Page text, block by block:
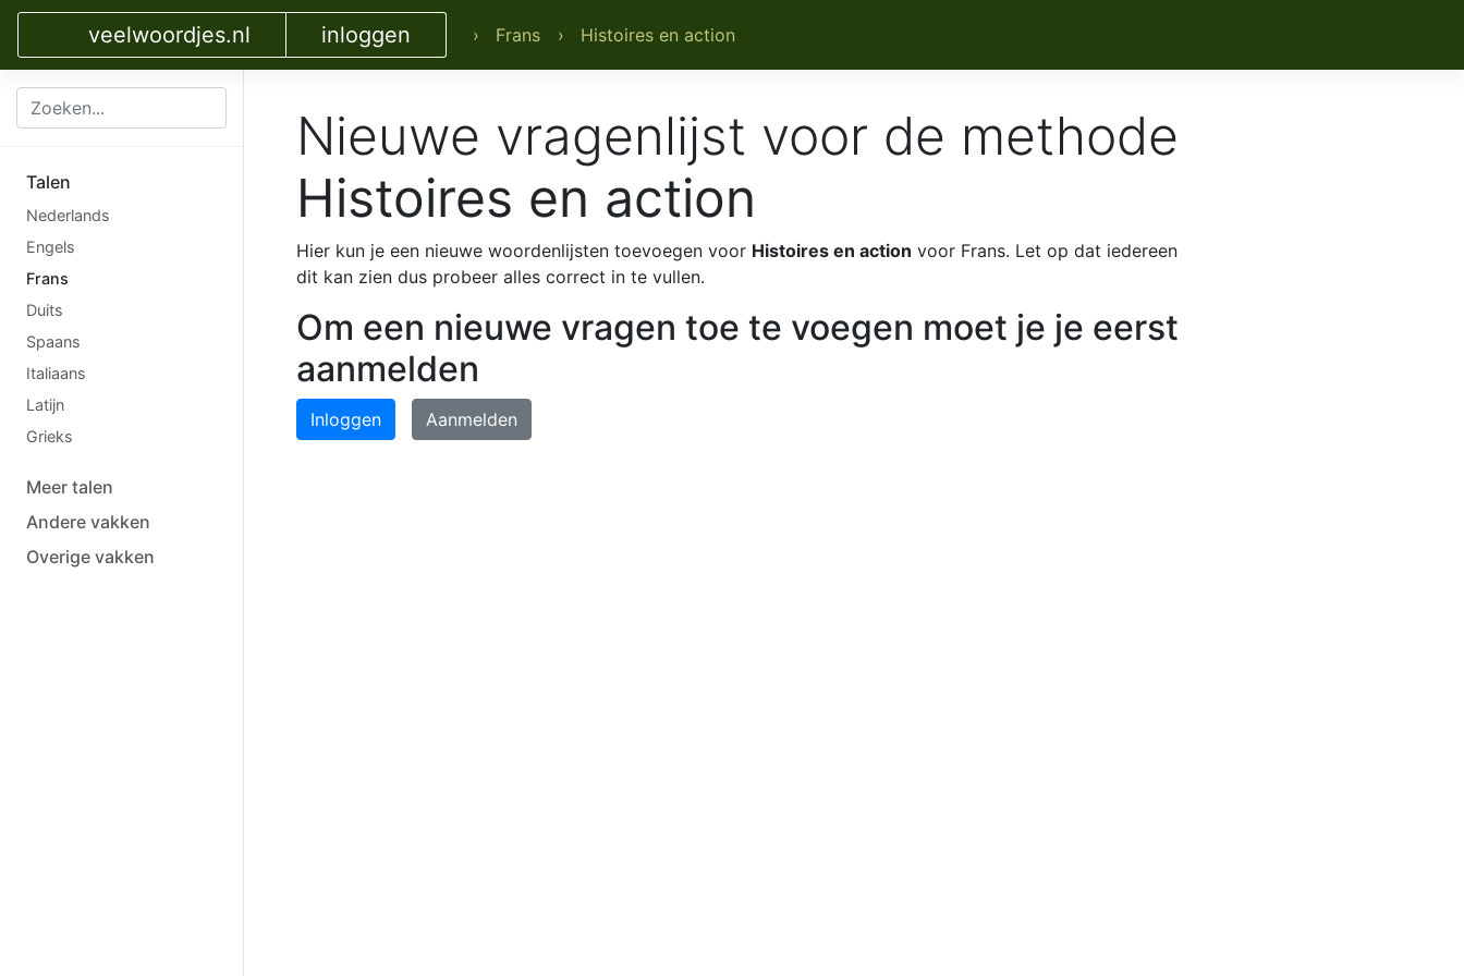
veelwoordjes.nl inloggen › Frans › Histoires en action
Talen
Nederlands
Engels
Frans
Duits
Spaans
Italiaans
Latijn
Grieks
Meer talen
Andere vakken
Overige vakken
Nieuwe vragenlijst voor de methode
Histoires en action
Hier kun je een nieuwe woordenlijsten toevoegen voor Histoires en action voor Frans. Let op dat iedereen
dit kan zien dus probeer alles correct in te vullen.
Om een nieuwe vragen toe te voegen moet je je eerst
aanmelden
Inloggen Aanmelden